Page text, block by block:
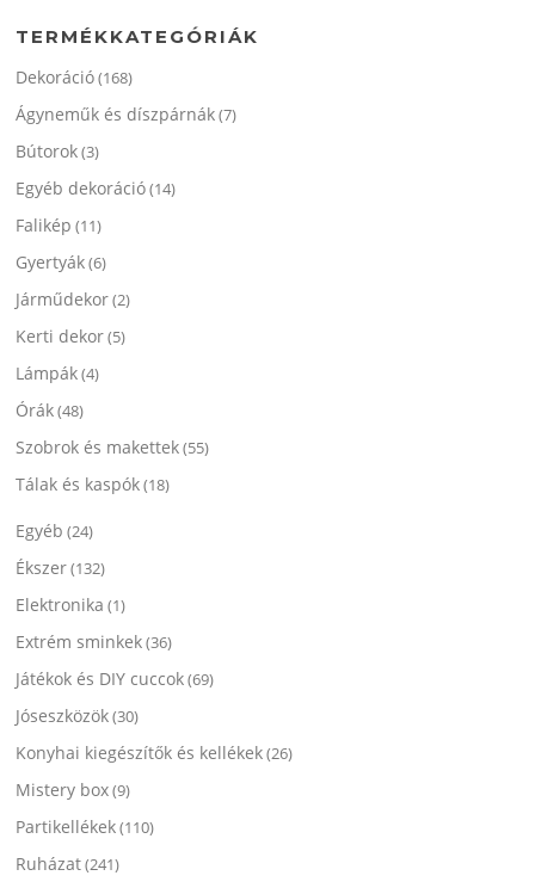
TERMÉKKATEGÓRIÁK
Dekoráció(168)
Ágyneműk és díszpárnák(7)
Bútorok(3)
Egyéb dekoráció(14)
Falikép (11)
Gyertyák(6)
Járműdekor(2)
Kerti dekor(5)
Lámpák(4)
Órák(48)
Szobrok és makettek(55)
Tálak és kaspók(18)
Egyéb (24)
Ékszer(132)
Elektronika (1)
Extrém sminkek(36)
Játékok és DIY cuccok(69)
Jóseszközök(30)
Konyhai kiegészítők és kellékek(26)
Mistery box(9)
Partikellékek(110)
Ruházat(241)